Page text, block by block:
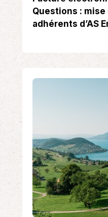
Questions :
adhérents d’AS